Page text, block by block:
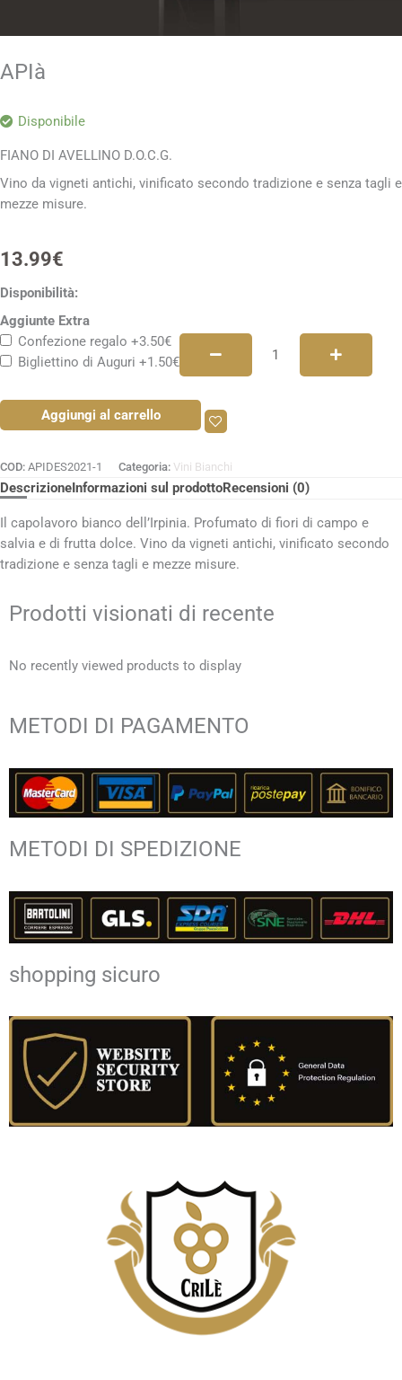
APIà
Disponibile
FIANO DI AVELLINO D.O.C.G.
Vino da vigneti antichi, vinificato secondo tradizione e senza tagli e
mezze misure.
13.99€
Disponibilità:
Aggiunte Extra
Confezione regalo +3.50€
Bigliettino di Auguri +1.50€
Aggiungi al carrello
COD: APIDES2021-1 Categoria: Vini Bianchi
Descrizione Informazioni sul prodottoRecensioni (0)
Il capolavoro bianco dell’Irpinia. Profumato di fiori di campo e
salvia e di frutta dolce. Vino da vigneti antichi, vinificato secondo
tradizione e senza tagli e mezze misure.
Prodotti visionati di recente
No recently viewed products to display
METODI DI PAGAMENTO
METODI DI SPEDIZIONE
shopping sicuro